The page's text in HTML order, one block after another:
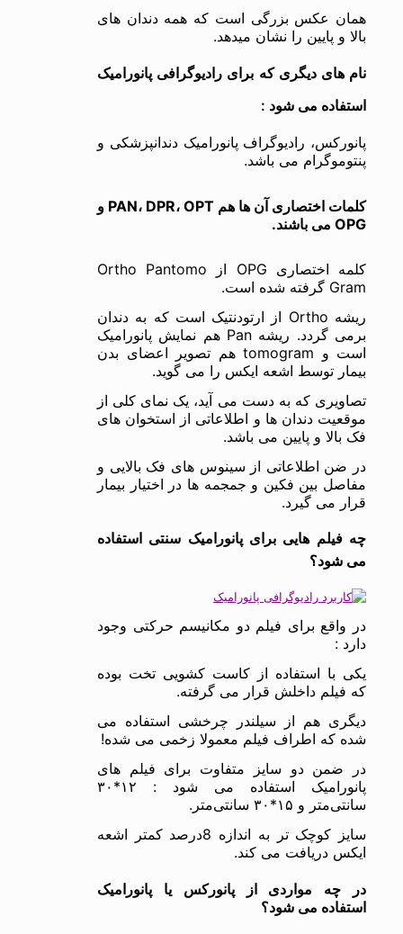
همان عکس بزرگی است که همه دندان های
بالا و پایین را نشان میدهد.
نام های دیگری که برای رادیوگرافی پانورامیک
استفاده می شود :
پانورکس، رادیوگراف پانورامیک دندانپزشکی و
پنتوموگرام می باشد.
کلمات اختصاری آن ها هم PAN، DPR، OPT و
OPG می باشند.
کلمه اختصاری OPG از Ortho Pantomo
Gram گرفته شده است.
ریشه Ortho از ارتودنتیک است که به دندان
برمی گردد. ریشه Pan هم نمایش پانورامیک
است و tomogram هم تصویر اعضای بدن
بیمار توسط اشعه ایکس را می گوید.
تصاویری که به دست می آید، یک نمای کلی از
موقعیت دندان ها و اطلاعاتی از استخوان های
فک بالا و پایین می باشد.
در ضن اطلاعاتی از سینوس های فک بالایی و
مفاصل بین فکین و جمجمه ها در اختیار بیمار
قرار می گیرد.
چه فیلم هایی برای پانورامیک سنتی استفاده
می شود؟
در واقع برای فیلم دو مکانیسم حرکتی وجود
دارد :
یکی با استفاده از کاست کشویی تخت بوده
که فیلم داخلش قرار می گرفته.
دیگری هم از سیلندر چرخشی استفاده می
شده که اطراف فیلم معمولا زخمی می شده!
در ضمن دو سایز متفاوت برای فیلم های
پانورامیک استفاده می شود : ۱۲*۳۰
سانتی‌متر و ۱۵*۳۰ سانتی‌متر.
سایز کوچک تر به اندازه 8درصد کمتر اشعه
ایکس دریافت می کند.
در چه مواردی از پانورکس یا پانورامیک
استفاده می شود؟